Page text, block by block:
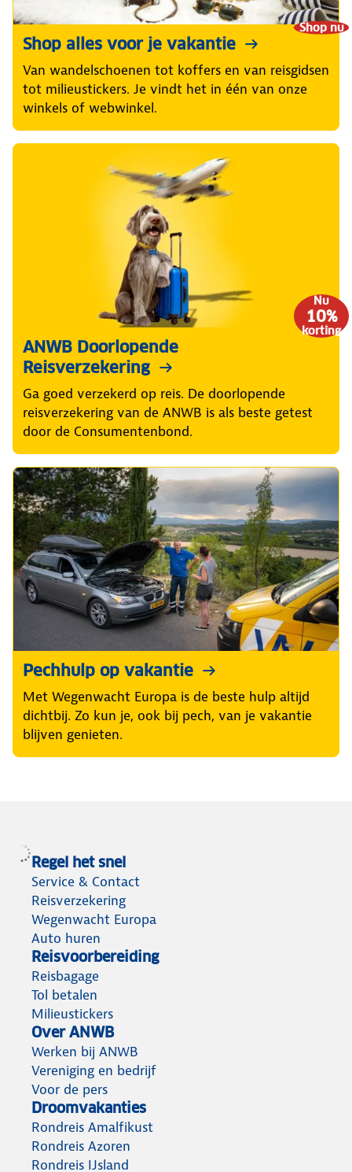
Shop nu
Shop alles voor je vakantie
Van wandelschoenen tot koffers en van reisgidsen
tot milieustickers. Je vindt het in één van onze
winkels of webwinkel.
Nu
10%
korting
ANWB Doorlopende
Reisverzekering
Ga goed verzekerd op reis. De doorlopende
reisverzekering van de ANWB is als beste getest
door de Consumentenbond.
Pechhulp op vakantie
Met Wegenwacht Europa is de beste hulp altijd
dichtbij. Zo kun je, ook bij pech, van je vakantie
blijven genieten.
Regel het snel
Service & Contact
Reisverzekering
Wegenwacht Europa
Auto huren
Reisvoorbereiding
Reisbagage
Tol betalen
Milieustickers
Over ANWB
Werken bij ANWB
Vereniging en bedrijf
Voor de pers
Droomvakanties
Rondreis Amalfikust
Rondreis Azoren
Rondreis IJsland